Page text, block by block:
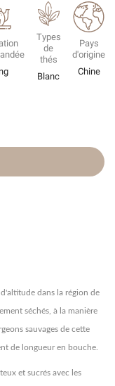
Types
de
thés
Blanc
Pays
d'origine
Chine
dans la région de
séchés, à la manière
sauvages de cette
de longueur en bouche.
et sucrés avec les